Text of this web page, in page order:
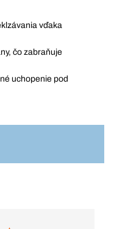
vďaka
čo zabraňuje
uchopenie pod